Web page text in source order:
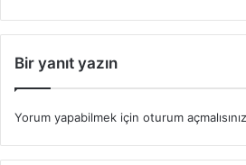
Bir yanıt yazın
Yorum yapabilmek için oturum açmalısınız